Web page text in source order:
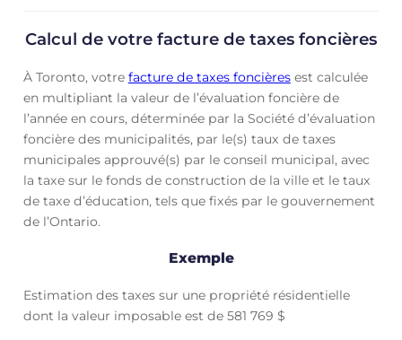
Calcul de votre facture de taxes foncières
À Toronto, votre facture de taxes foncièresest calculée
en multipliant la valeur de l’évaluation foncière de
l’année en cours, déterminée par la Société d’évaluation
foncière des municipalités, par le(s) taux de taxes
municipales approuvé(s) par le conseil municipal, avec
la taxe sur le fonds de construction de la ville et le taux
de taxe d’éducation, tels que fixés par le gouvernement
de l’Ontario.
Exemple
Estimation des taxes sur une propriété résidentielle
dont la valeur imposable est de 581 769 $